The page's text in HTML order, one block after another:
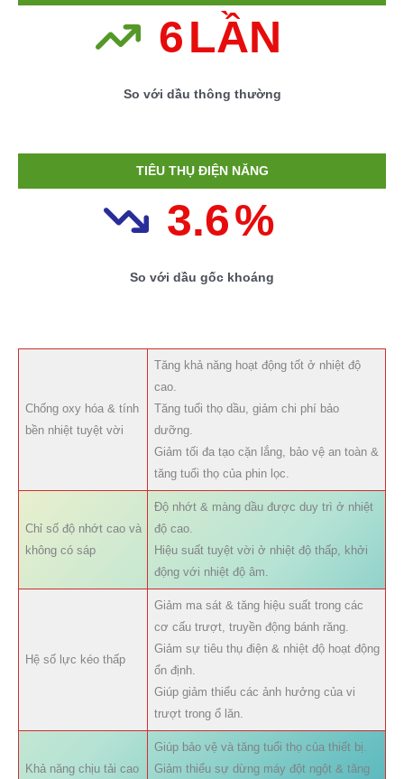
6LẦN
So với dầu thông thường
TIÊU THỤ ĐIỆN NĂNG
3.6%
So với dầu gốc khoáng
Chống oxy hóa & tính
bền nhiệt tuyệt vời
Tăng khả năng hoạt động tốt ở nhiệt độ
cao.
Tăng tuổi thọ dầu, giảm chi phí bảo
dưỡng.
Giảm tối đa tạo cặn lắng, bảo vệ an toàn &
tăng tuổi thọ của phin lọc.
Chỉ số độ nhớt cao và
không có sáp
Độ nhớt & màng dầu được duy trì ở nhiệt
độ cao.
Hiệu suất tuyệt vời ở nhiệt độ thấp, khởi
động với nhiệt độ âm.
Hệ số lực kéo thấp
Giảm ma sát & tăng hiệu suất trong các
cơ cấu trượt, truyền động bánh răng.
Giảm sự tiêu thụ điện & nhiệt độ hoạt động
ổn định.
Giúp giảm thiểu các ảnh hưởng của vi
trượt trong ổ lăn.
Khả năng chịu tải cao
Giúp bảo vệ và tăng tuổi thọ của thiết bị.
Giảm thiểu sự dừng máy đột ngột & tăng